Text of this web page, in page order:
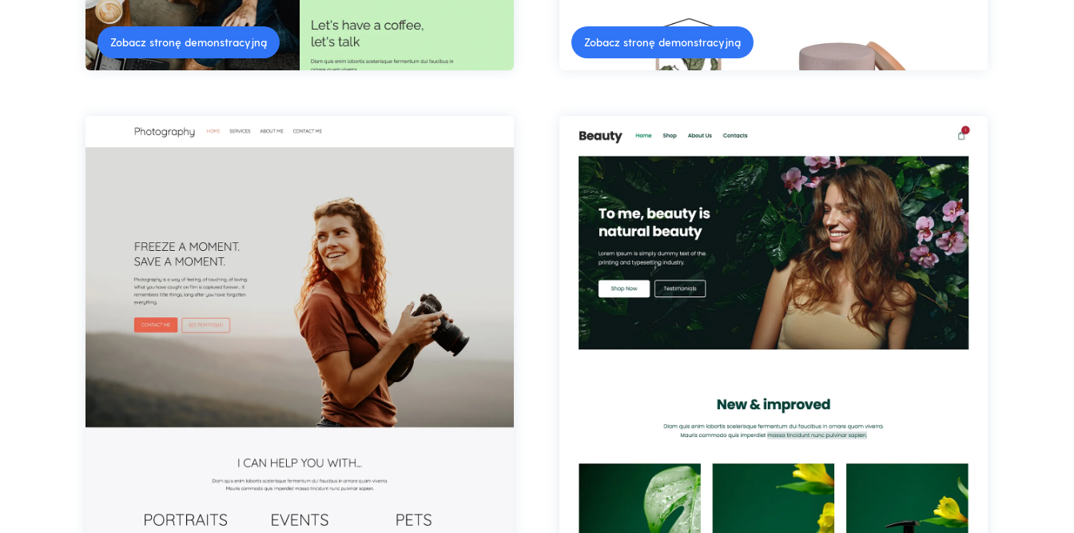
Zobacz stronę demonstracyjną Zobacz stronę demonstracyjną